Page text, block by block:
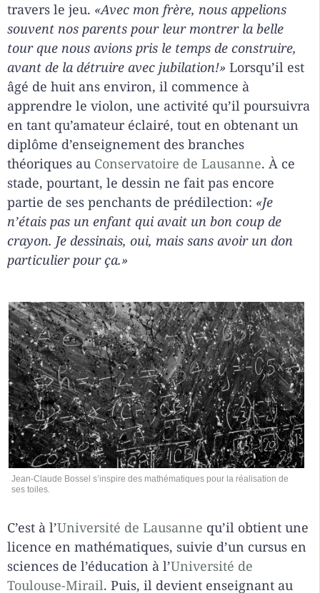
travers le jeu. «Avec mon frère, nous appelions
souvent nos parents pour leur montrer la belle
tour que nous avions pris le temps de construire,
avant de la détruire avec jubilation!» Lorsqu’il est
âgé de huit ans environ, il commence à
apprendre le violon, une activité qu’il poursuivra
en tant qu’amateur éclairé, tout en obtenant un
diplôme d’enseignement des branches
théoriques au Conservatoire de Lausanne. À ce
stade, pourtant, le dessin ne fait pas encore
partie de ses penchants de prédilection: «Je
n’étais pas un enfant qui avait un bon coup de
crayon. Je dessinais, oui, mais sans avoir un don
particulier pour ça.»
Jean-Claude Bossel s’inspire des mathématiques pour la réalisation de
ses toiles.
C’est à l’Université de Lausanne qu’il obtient une
licence en mathématiques, suivie d’un cursus en
sciences de l’éducation à l’Université de
Toulouse-Mirail. Puis, il devient enseignant au